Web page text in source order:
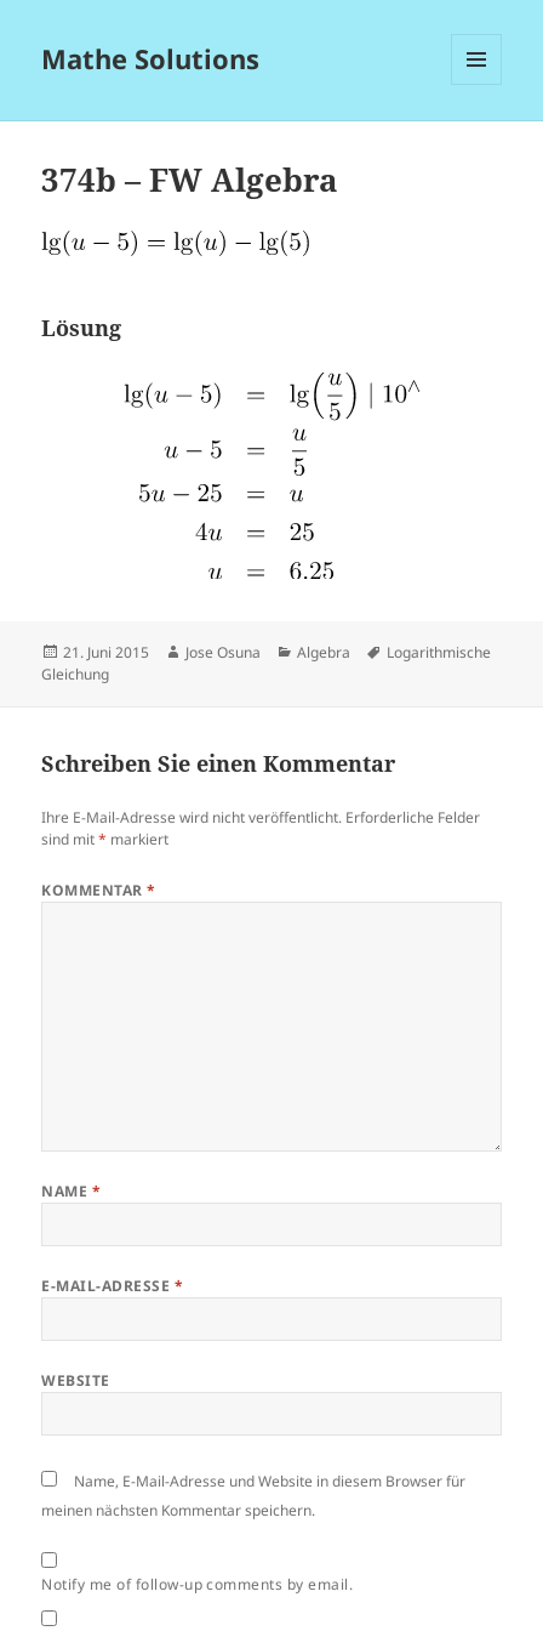
Mathe Solutions
374b – FW Algebra
Lösung
Veröffentlicht
am
21. Juni 2015 Autor
Jose Osuna Kategorien
Algebra Tags
Logarithmische
Gleichung
Schreiben Sie einen Kommentar
Ihre E-Mail-Adresse wird nicht veröffentlicht. Erforderliche Felder
sind mit* markiert
KOMMENTAR*
NAME *
E-MAIL-ADRESSE *
WEBSITE
Name, E-Mail-Adresse und Website in diesem Browser für
meinen nächsten Kommentar speichern.
Notify me of follow-up comments by email.